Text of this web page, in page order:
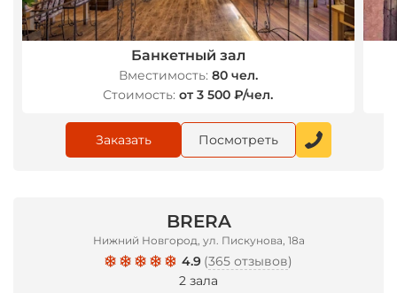
Банкетный зал
Вместимость: 80 чел.
Стоимость: от 3 500 ₽/чел.
Заказать Посмотреть
BRERA
Нижний Новгород, ул. Пискунова, 18а
4.9 (365 отзывов)
2 зала